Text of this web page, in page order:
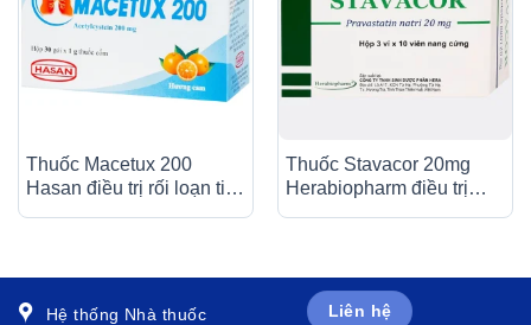
Thuốc Macetux 200
Hasan điều trị rối loạn tiết
Thuốc Stavacor 20mg
Herabiopharm điều trị
Hệ thống Nhà thuốc Liên hệ